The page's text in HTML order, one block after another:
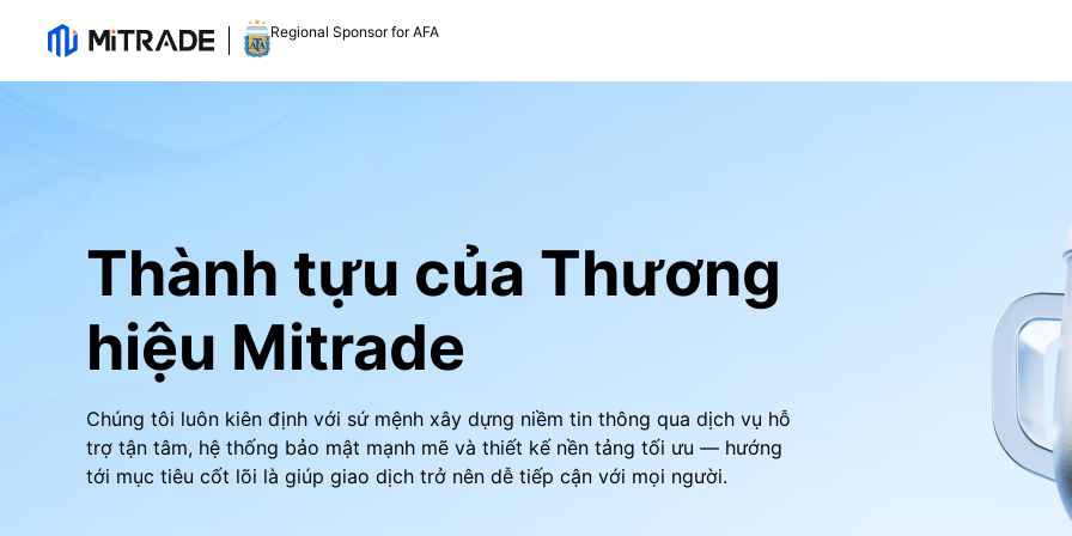
Regional Sponsor for AFA
Thành tựu của Thương
hiệu Mitrade
Chúng tôi luôn kiên định với sứ mệnh xây dựng niềm tin thông qua dịch vụ hỗ
trợ tận tâm, hệ thống bảo mật mạnh mẽ và thiết kế nền tảng tối ưu — hướng
tới mục tiêu cốt lõi là giúp giao dịch trở nên dễ tiếp cận với mọi người.